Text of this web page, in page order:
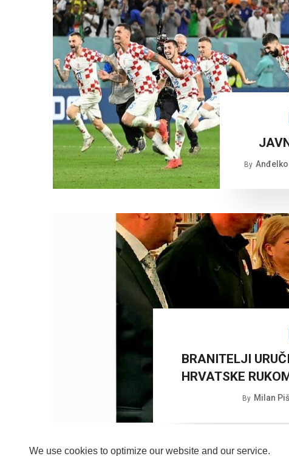
We use cookies to optimize our website and our service.
By
BRANITELJI
HRVATSKE
By Milan